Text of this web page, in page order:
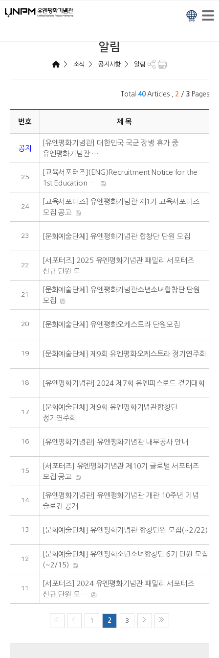
알림
> 소식 > 공지사항 > 알림
Total 40Articles , 2 / 3 Pages
번호 제 목
공지
[유엔평화기념관] 대한민국 국군 장병 휴가 중
유엔평화기념관 …
25
[교육서포터즈](ENG)Recruitment Notice for the
1st Education …
24
[교육서포터즈] 유엔평화기념관 제1기 교육서포터즈
모집 공고
23 [문화예술단체] 유엔평화기념관 합창단 단원 모집
22
[서포터즈] 2025 유엔평화기념관 패밀리 서포터즈
신규 단원 모…
21
[문화예술단체] 유엔평화기념관소년소녀합창단 단원
모집
20 [문화예술단체] 유엔평화오케스트라 단원모집
19 [문화예술단체] 제9회 유엔평화오케스트라 정기연주회
18 [유엔평화기념관] 2024 제7회 유엔피스로드 걷기대회
17
[문화예술단체] 제9회 유엔평화기념관합창단
정기연주회
16 [유엔평화기념관] 유엔평화기념관 내부공사 안내
15
[서포터즈] 유엔평화기념관 제10기 글로벌 서포터즈
모집 공고
14
[유엔평화기념관] 유엔평화기념관 개관 10주년 기념
슬로건 공개
13 [문화예술단체] 유엔평화기념관 합창단원 모집(~2/22)
12
[문화예술단체] 유엔평화소년소녀합창단 6기 단원 모집
(~2/15)
11
[서포터즈] 2024 유엔평화기념관 패밀리 서포터즈
신규 단원 모…
1 2 3